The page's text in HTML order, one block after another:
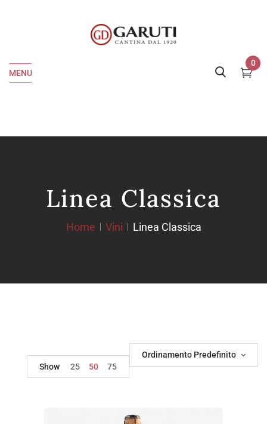
MENU
0
Linea Classica
Home Vini Linea Classica
Ordinamento Predefinito
Show
25 50 75